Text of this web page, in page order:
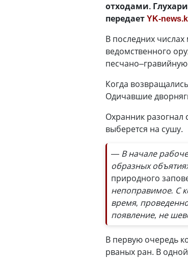
отходами.
передаетYK-
В последних числах
ведомственного
Когда
Одичавшие
Охранник разогнал
выберется на сушу.
— В начале
образных
природного
непоправимое. С
время,
появление, не
В первую очередь
рваных ран. В